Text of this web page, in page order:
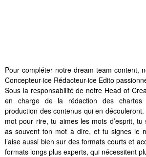
Pour compléter notre dream team content,
Concepteur·ice Rédacteur·ice Edito
Sous la responsabilité de notre Head of
en charge de la rédaction des
production des contenus qui en
mot pour rire, tu aimes les mots d’esprit,
as souvent ton mot à dire, et tu signes le
l’aise aussi bien sur des formats courts et
formats longs plus experts, qui nécessitent